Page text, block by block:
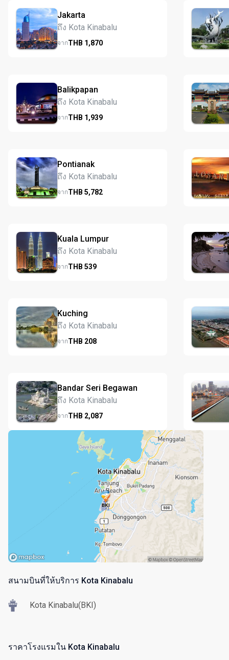
Jakarta
ถึง Kota Kinabalu
จากTHB 1,870
Balikpapan
ถึง Kota Kinabalu
จากTHB 1,939
Pontianak
ถึง Kota Kinabalu
จากTHB 5,782
Kuala Lumpur
ถึง Kota Kinabalu
จากTHB 539
Kuching
ถึง Kota Kinabalu
จากTHB 208
Bandar Seri Begawan
ถึง Kota Kinabalu
จากTHB 2,087
สนามบินที่ให้บริการ Kota Kinabalu
Kota Kinabalu(BKI)
ราคาโรงแรมใน Kota Kinabalu